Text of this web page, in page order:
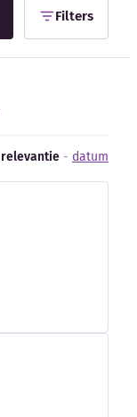
Filters
relevantie - datum